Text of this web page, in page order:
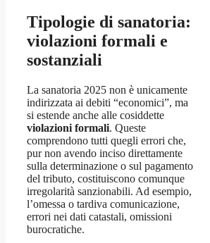
Tipologie di sanatoria:
violazioni formali e
sostanziali
La sanatoria 2025 non è unicamente
indirizzata ai debiti “economici”, ma
si estende anche alle cosiddette
violazioni formali. Queste
comprendono tutti quegli errori che,
pur non avendo inciso direttamente
sulla determinazione o sul pagamento
del tributo, costituiscono comunque
irregolarità sanzionabili. Ad esempio,
l’omessa o tardiva comunicazione,
errori nei dati catastali, omissioni
burocratiche.